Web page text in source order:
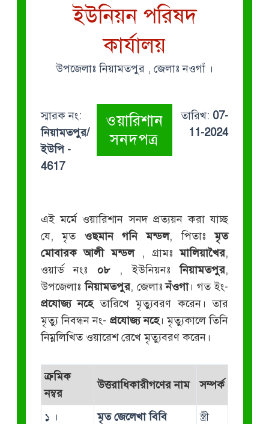
ইউনিয়ন পরিষদ
কার্যালয়
উপজেলাঃ নিয়ামতপুর , জেলাঃ নওগাঁ ।
স্মারক নং:
নিয়ামতপুর/
ইউপি -
4617
ওয়ারিশান
সনদপত্র
তারিখ: 07-
11-2024
এই মর্মে ওয়ারিশান সনদ প্রত্যয়ন করা যাচ্ছ
যে, মৃত ওছমান গনি মন্ডল, পিতাঃমৃত
মোবারক আলী মন্ডল, গ্রামঃমালিয়াখৈর,
ওয়ার্ড নংঃ০৮ , ইউনিয়নঃনিয়ামতপুর,
উপজেলাঃনিয়ামতপুর, জেলাঃনঁওগা। গত ইং-
প্রযোজ্য নহেতারিখে মৃত্যুবরণ করেন। তার
মৃত্যু নিবন্ধন নং- প্রযোজ্য নহে। মৃত্যুকালে তিনি
নিম্নলিখিত ওয়ারেশ রেখে মৃত্যুবরণ করেন।
ক্রমিক
নম্বর
উত্তরাধিকারীগণের নাম সম্পর্ক
১ । মৃত জেলেখা বিবি স্ত্রী